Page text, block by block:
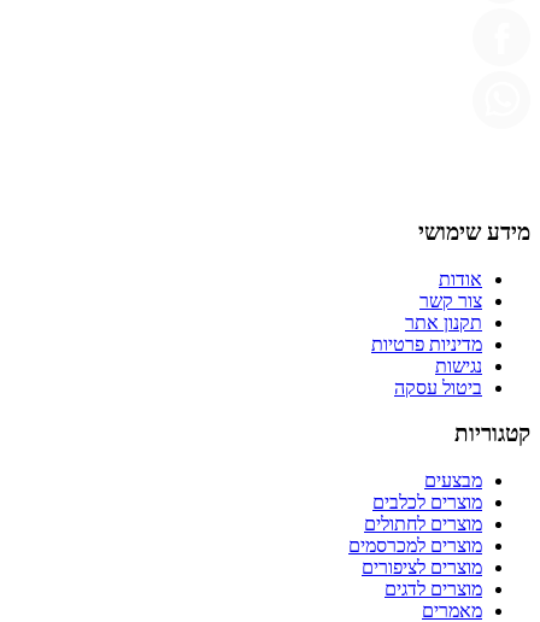
מידע שימושי
אודות
צור קשר
תקנון אתר
מדיניות פרטיות
נגישות
ביטול עסקה
קטגוריות
מבצעים
מוצרים לכלבים
מוצרים לחתולים
מוצרים למכרסמים
מוצרים לציפורים
מוצרים לדגים
מאמרים